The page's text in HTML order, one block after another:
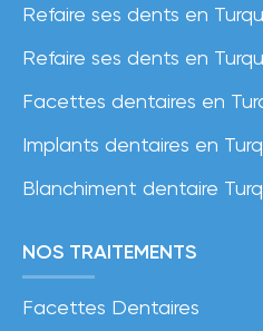
Refaire ses dents en
Refaire ses dents en
Facettes dentaires en
Implants dentaires en
Blanchiment dentaire
NOS TRAITEMENTS
Facettes Dentaires